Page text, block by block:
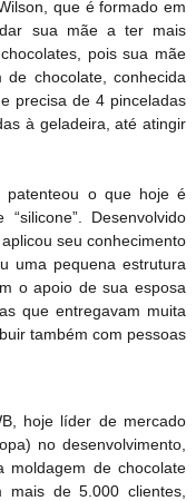
que é formado em
sua mãe a ter mais
pois sua mãe
de chocolate, conhecida
precisa de 4 pinceladas
à geladeira, até atingir
patenteou o que hoje é
Desenvolvido
seu conhecimento
uma pequena estrutura
o apoio de sua esposa
que entregavam muita
também com pessoas
hoje líder de mercado
no desenvolvimento,
moldagem de chocolate
mais de 5.000 clientes,